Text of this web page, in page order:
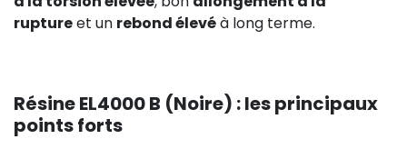
ruptureet un rebond élevéà long terme.
Résine EL4000 B (Noire) : les principaux
points forts